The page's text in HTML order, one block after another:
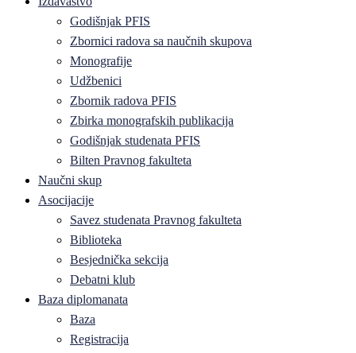
Godišnjak PFIS
Zbornici radova sa naučnih skupova
Monografije
Udžbenici
Zbornik radova PFIS
Zbirka monografskih publikacija
Godišnjak studenata PFIS
Bilten Pravnog fakulteta
Naučni skup
Asocijacije
Savez studenata Pravnog fakulteta
Biblioteka
Besjednička sekcija
Debatni klub
Baza diplomanata
Baza
Registracija